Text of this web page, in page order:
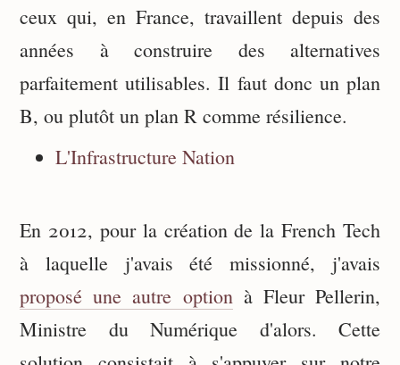
ceux qui, en France, travaillent depuis des
années à construire des alternatives
parfaitement utilisables. Il faut donc un plan
B, ou plutôt un plan R comme résilience.
L'Infrastructure Nation
En 2012, pour la création de la French Tech
à laquelle j'avais été missionné, j'avais
proposé une autre option à Fleur Pellerin,
Ministre du Numérique d'alors. Cette